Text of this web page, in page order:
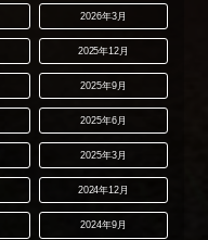
2026年3月
2025年12月
2025年9月
2025年6月
2025年3月
2024年12月
2024年9月